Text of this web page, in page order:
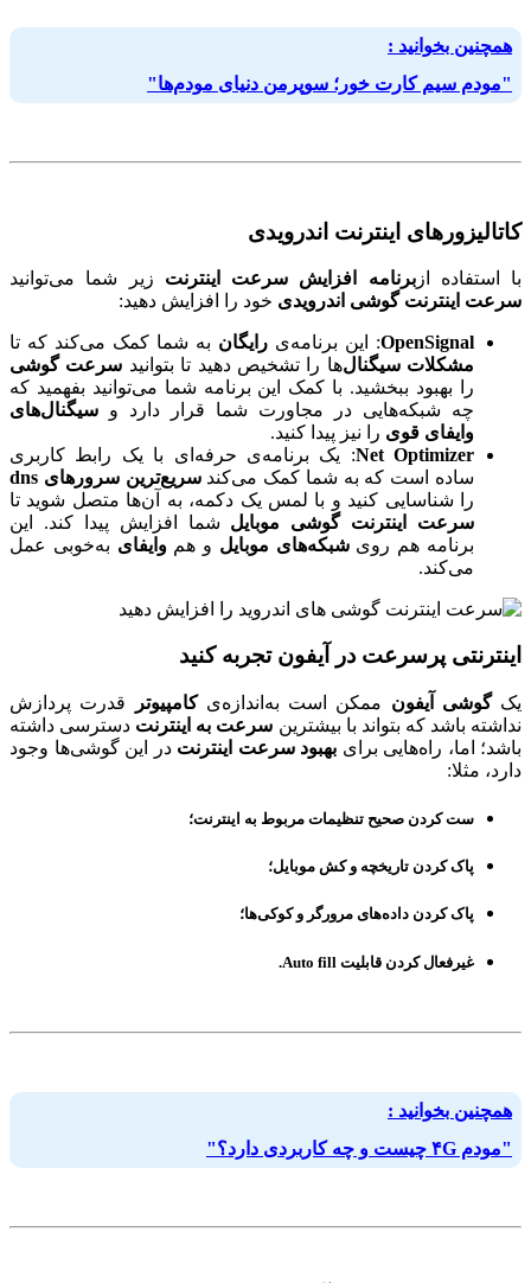
همچنین بخوانید :
"مودم سیم کارت خور؛ سوپرمن دنیای مودم‌ها"
کاتالیزورهای اینترنت اندرویدی
با استفاده ازبرنامه افزایش سرعت اینترنت زیر شما می‌توانید
سرعت اینترنت گوشی اندرویدی خود را افزایش دهید:
OpenSignal: این برنامه‌ی رایگان به شما کمک می‌کند که تا
مشکلات سیگنال‌ها را تشخیص دهید تا بتوانید سرعت گوشی
را بهبود ببخشید. با کمک این برنامه شما می‌توانید بفهمید که
چه شبکه‌هایی در مجاورت شما قرار دارد و سیگنال‌های
وایفای قوی را نیز پیدا کنید.
Net Optimizer: یک برنامه‌ی حرفه‌ای با یک رابط کاربری
ساده است که به شما کمک می‌کندسریع‌ترین سرورهای dns
را شناسایی کنید و با لمس یک دکمه، به آن‌ها متصل شوید تا
سرعت اینترنت گوشی موبایل شما افزایش پیدا کند. این
برنامه هم رویشبکه‌های موبایل و هموایفای به‌خوبی عمل
می‌کند.
اینترنتی پرسرعت در آیفون تجربه کنید
یکگوشی آیفون ممکن است به‌اندازه‌یکامپیوتر
قدرت پردازش
نداشته باشد که بتواند با بیشترین سرعت به اینترنت دسترسی داشته
باشد؛ اما، راه‌هایی برای بهبود سرعت اینترنت در این گوشی‌ها وجود
دارد، مثلا:
ست کردن صحیح تنظیمات مربوط به اینترنت؛
پاک کردن تاریخچه و کش موبایل؛
پاک کردن داده‌های مرورگر و کوکی‌ها؛
غیرفعال کردن قابلیت Auto fill
.
همچنین بخوانید :
"مودم ۴G چیست و چه کاربردی دارد؟"